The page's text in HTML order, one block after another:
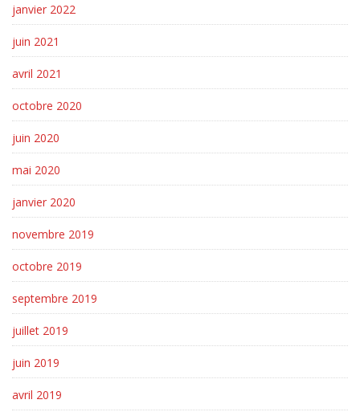
janvier 2022
juin 2021
avril 2021
octobre 2020
juin 2020
mai 2020
janvier 2020
novembre 2019
octobre 2019
septembre 2019
juillet 2019
juin 2019
avril 2019